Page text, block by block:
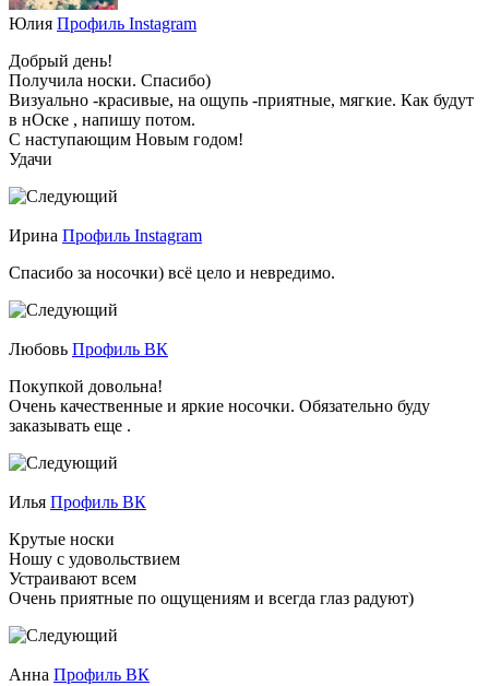
Юлия Профиль Instagram
Добрый день!
Получила носки. Спасибо)
Визуально -красивые, на ощупь -приятные, мягкие. Как будут
в нОске , напишу потом.
С наступающим Новым годом!
Удачи
Ирина Профиль Instagram
Спасибо за носочки) всё цело и невредимо.
Любовь Профиль ВК
Покупкой довольна!
Очень качественные и яркие носочки. Обязательно буду
заказывать еще .
Илья Профиль ВК
Крутые носки
Ношу с удовольствием
Устраивают всем
Очень приятные по ощущениям и всегда глаз радуют)
Анна Профиль ВК